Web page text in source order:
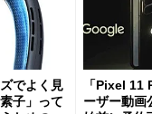
でよく見
子」って
「Pixel 11
ーザー動